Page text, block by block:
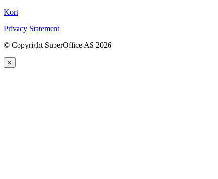
Kort
Privacy Statement
© Copyright SuperOffice AS 2026
×